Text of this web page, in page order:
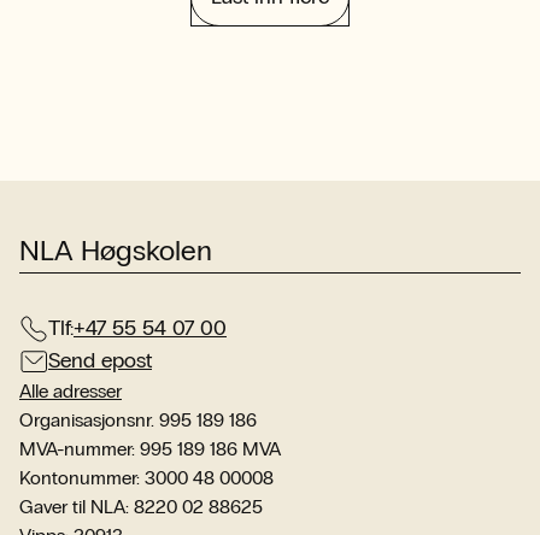
NLA Høgskolen
Tlf:+47 55 54 07 00
Send epost
Alle adresser
Organisasjonsnr. 995 189 186
MVA-nummer: 995 189 186 MVA
Kontonummer: 3000 48 00008
Gaver til NLA: 8220 02 88625